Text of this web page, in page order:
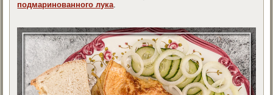
подмаринованного лука